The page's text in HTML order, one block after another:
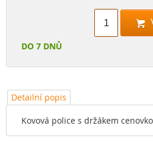

DO 7 DNŮ
Detailní popis
Kovová police s držákem